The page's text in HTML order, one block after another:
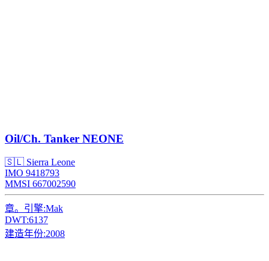
Oil/Ch. Tanker NEONE
🇸🇱 Sierra Leone
IMO 9418793
MMSI 667002590
章。引擎:Mak
DWT:6137
建造年份:2008